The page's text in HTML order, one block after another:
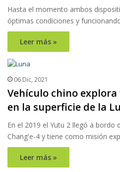
Hasta el momento ambos
óptimas condiciones y
Leer más »
06 Dic, 2021
Vehículo chino
en la superficie de la
En el 2019 el Yutu 2 llegó a bordo
Chang'e-4 y tiene como misión
Leer más »